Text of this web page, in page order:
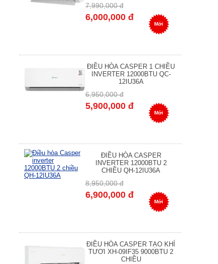
7,990,000 đ
6,000,000 đ
Mới
ĐIỀU HÒA CASPER 1 CHIỀU
INVERTER 12000BTU QC-
12IU36A
6,950,000 đ
5,900,000 đ
Mới
ĐIỀU HÒA CASPER
INVERTER 12000BTU 2
CHIỀU QH-12IU36A
8,950,000 đ
6,900,000 đ
Mới
ĐIỀU HÒA CASPER TẠO KHÍ
TƯƠI XH-09IF35 9000BTU 2
CHIỀU